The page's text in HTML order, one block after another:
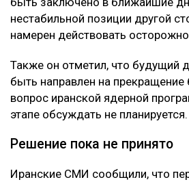
нестабильной позиции другой
намерен действовать
Также он отметил, что будущий
быть направлен на прекращение
вопрос иранской ядерной
этапе обсуждать не планируется.
Решение пока не принято
Иранские СМИ сообщили, что